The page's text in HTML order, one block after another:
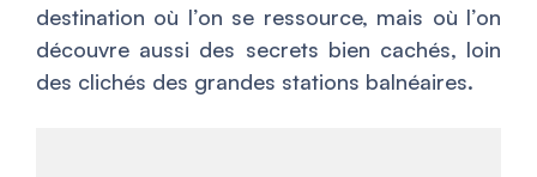
destination où l’on se ressource, mais où l’on
découvre aussi des secrets bien cachés, loin
des clichés des grandes stations balnéaires.